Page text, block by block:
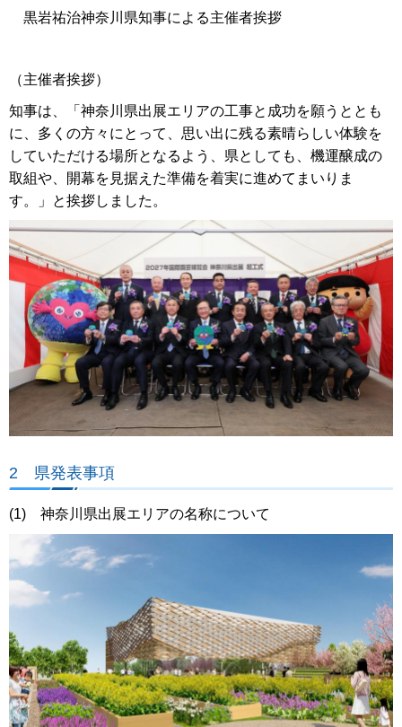
黒岩祐治神奈川県知事による主催者挨拶
（主催者挨拶）
知事は、「神奈川県出展エリアの工事と成功を願うととも
に、多くの方々にとって、思い出に残る素晴らしい体験を
していただける場所となるよう、県としても、機運醸成の
取組や、開幕を見据えた準備を着実に進めてまいりま
す。」と挨拶しました。
2 県発表事項
(1) 神奈川県出展エリアの名称について